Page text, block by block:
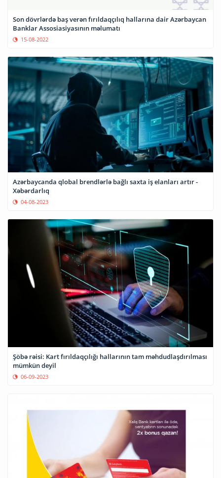
Son dövrlərdə baş verən fırıldaqçılıq hallarına dair Azərbaycan
Banklar Assosiasiyasının məlumatı
15-08-2022
Azərbaycanda qlobal brendlərlə bağlı saxta iş elanları artır -
Xəbərdarlıq
04-08-2023
Şöbə rəisi: Kart fırıldaqçılığı hallarının tam məhdudlaşdırılması
mümkün deyil
06-09-2023